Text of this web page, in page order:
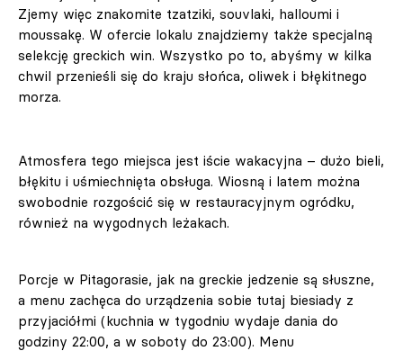
Zjemy więc znakomite tzatziki, souvlaki, halloumi i
moussakę. W ofercie lokalu znajdziemy także specjalną
selekcję greckich win. Wszystko po to, abyśmy w kilka
chwil przenieśli się do kraju słońca, oliwek i błękitnego
morza.
Atmosfera tego miejsca jest iście wakacyjna – dużo bieli,
błękitu i uśmiechnięta obsługa. Wiosną i latem można
swobodnie rozgościć się w restauracyjnym ogródku,
również na wygodnych leżakach.
Porcje w Pitagorasie, jak na greckie jedzenie są słuszne,
a menu zachęca do urządzenia sobie tutaj biesiady z
przyjaciółmi (kuchnia w tygodniu wydaje dania do
godziny 22:00, a w soboty do 23:00). Menu